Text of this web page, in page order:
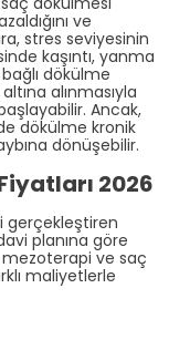
ve
stres seviyesinin
kaşıntı, yanma
dökülme
alınmasıyla
Ancak,
dökülme kronik
dönüşebilir.
2026
gerçekleştiren
planına göre
mezoterapi ve saç
maliyetlerle